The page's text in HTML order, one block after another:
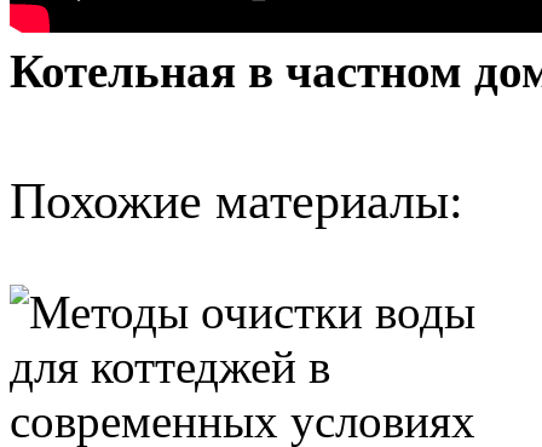
Котельная в частном
Похожие материалы: